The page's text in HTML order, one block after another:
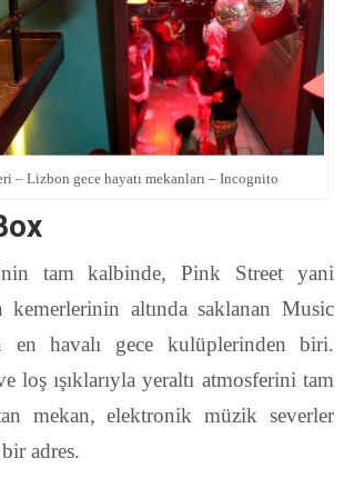
– Lizbon gece hayatı mekanları – Incognito
tam kalbinde, Pink Street yani
kemerlerinin altında saklanan Music
en havalı gece kulüplerinden biri.
loş ışıklarıyla yeraltı atmosferini tam
mekan, elektronik müzik severler
adres.